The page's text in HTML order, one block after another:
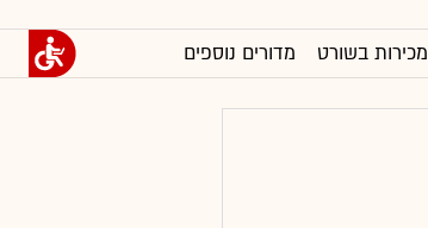
מכירות בשורט מדורים נוספים